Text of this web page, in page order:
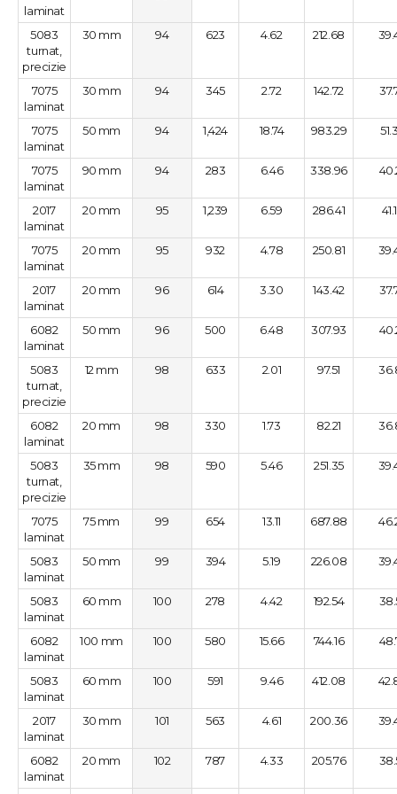
laminat
5083
turnat,
precizie
30 mm 94 623 4.62 212.68
7075
laminat
30 mm 94 345 2.72 142.72
7075
laminat
50 mm 94 1,424 18.74 983.29
7075
laminat
90 mm 94 283 6.46 338.96
2017
laminat
20 mm 95 1,239 6.59 286.41
7075
laminat
20 mm 95 932 4.78 250.81
2017
laminat
20 mm 96 614 3.30 143.42
6082
laminat
50 mm 96 500 6.48 307.93
5083
turnat,
precizie
12 mm 98 633 2.01 97.51
6082
laminat
20 mm 98 330 1.73 82.21
5083
turnat,
precizie
35 mm 98 590 5.46 251.35
7075
laminat
75 mm 99 654 13.11 687.88
5083
laminat
50 mm 99 394 5.19 226.08
5083
laminat
60 mm 100 278 4.42 192.54
6082
laminat
100 mm 100 580 15.66 744.16
5083
laminat
60 mm 100 591 9.46 412.08
2017
laminat
30 mm 101 563 4.61 200.36
6082
laminat
20 mm 102 787 4.33 205.76